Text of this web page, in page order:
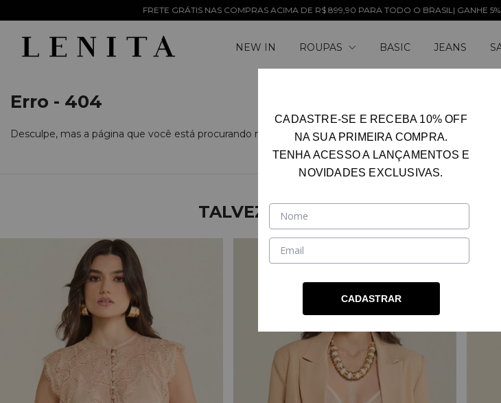
FRETE GRÁTIS NAS COMPRAS ACIMA DE R$ 899,90 PARA TODO O BRASIL| GANHE 5% OFF NO PIX
NEW IN ROUPAS BASIC JEANS
Erro - 404
Desculpe, mas a página que você está procurando não existe.
TALVEZ VOCÊ SE INTERESSE
CADASTRE-SE E RECEBA 10% OFF
NA SUA PRIMEIRA COMPRA.
TENHA ACESSO A LANÇAMENTOS E
NOVIDADES EXCLUSIVAS.
CADASTRAR